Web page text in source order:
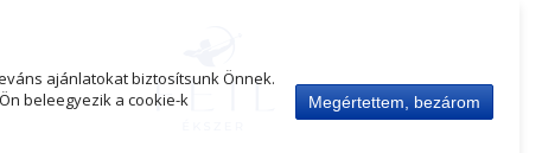
ajánlatokat biztosítsunk Önnek.
beleegyezik a cookie-k
Megértettem, bezárom